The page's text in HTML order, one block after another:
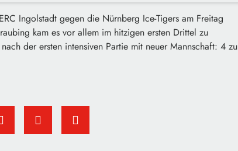
Ingolstadt gegen die Nürnberg Ice-Tigers am Freitag
kam es vor allem im hitzigen ersten Drittel zu
der ersten intensiven Partie mit neuer Mannschaft: 4 zu